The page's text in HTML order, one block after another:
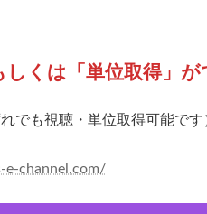
くは「単位取得」
でも視聴・単位取得可能です
e-channel.com/